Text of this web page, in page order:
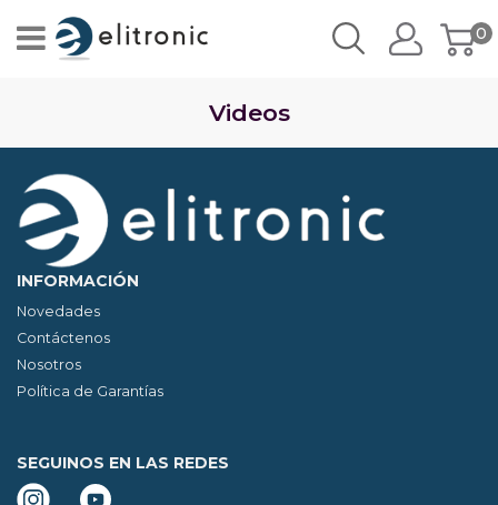
0
Videos
INFORMACIÓN
Novedades
Contáctenos
Nosotros
Política de Garantías
SEGUINOS EN LAS REDES